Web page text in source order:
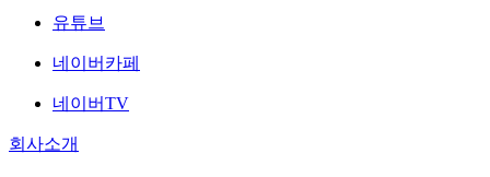
유튜브
네이버카페
네이버TV
회사소개